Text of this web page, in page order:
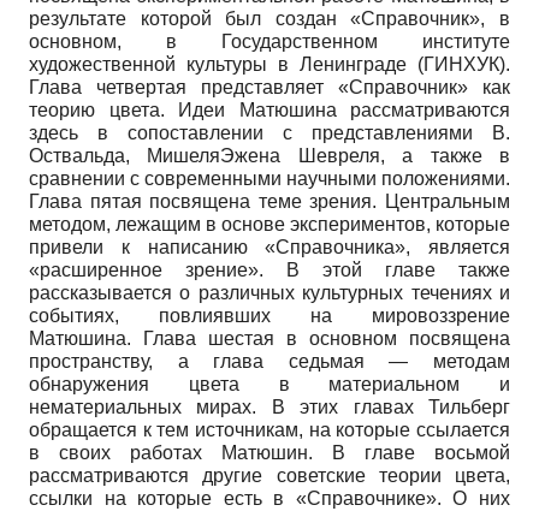
результате которой был создан «Справочник», в
основном, в Государственном институте
художественной культуры в Ленинграде (ГИНХУК).
Глава четвертая представляет «Справочник» как
теорию цвета. Идеи Матюшина рассматриваются
здесь в сопоставлении с представлениями В.
Оствальда, МишеляЭжена Шевреля, а также в
сравнении с современными научными положениями.
Глава пятая посвящена теме зрения. Центральным
методом, лежащим в основе экспериментов, которые
привели к написанию «Справочника», является
«расширенное зрение». В этой главе также
рассказывается о различных культурных течениях и
событиях, повлиявших на мировоззрение
Матюшина. Глава шестая в основном посвящена
пространству, а глава седьмая — методам
обнаружения цвета в материальном и
нематериальных мирах. В этих главах Тильберг
обращается к тем источникам, на которые ссылается
в своих работах Матюшин. В главе восьмой
рассматриваются другие советские теории цвета,
ссылки на которые есть в «Справочнике». О них